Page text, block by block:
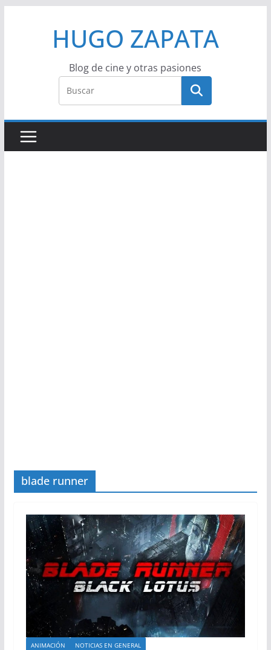
HUGO ZAPATA
Blog de cine y otras pasiones
blade runner
ANIMACIÓN NOTICIAS EN GENERAL